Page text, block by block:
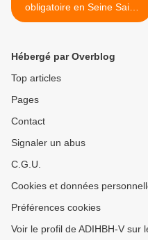
obligatoire en Seine Saint
Denis pour certaines
Hébergé par Overblog
Top articles
Pages
Contact
Signaler un abus
C.G.U.
Cookies et données
Préférences cookies
Voir le profil de ADIHBH-V sur